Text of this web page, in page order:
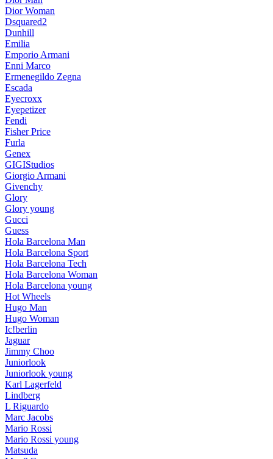
Dior Woman
Dsquared2
Dunhill
Emilia
Emporio Armani
Enni Marco
Ermenegildo Zegna
Escada
Eyecroxx
Eyepetizer
Fendi
Fisher Price
Furla
Genex
GIGIStudios
Giorgio Armani
Givenchy
Glory
Glory young
Gucci
Guess
Hola Barcelona Man
Hola Barcelona Sport
Hola Barcelona Tech
Hola Barcelona Woman
Hola Barcelona young
Hot Wheels
Hugo Man
Hugo Woman
Ic!berlin
Jaguar
Jimmy Choo
Juniorlook
Juniorlook young
Karl Lagerfeld
Lindberg
L Riguardo
Marc Jacobs
Mario Rossi
Mario Rossi young
Matsuda